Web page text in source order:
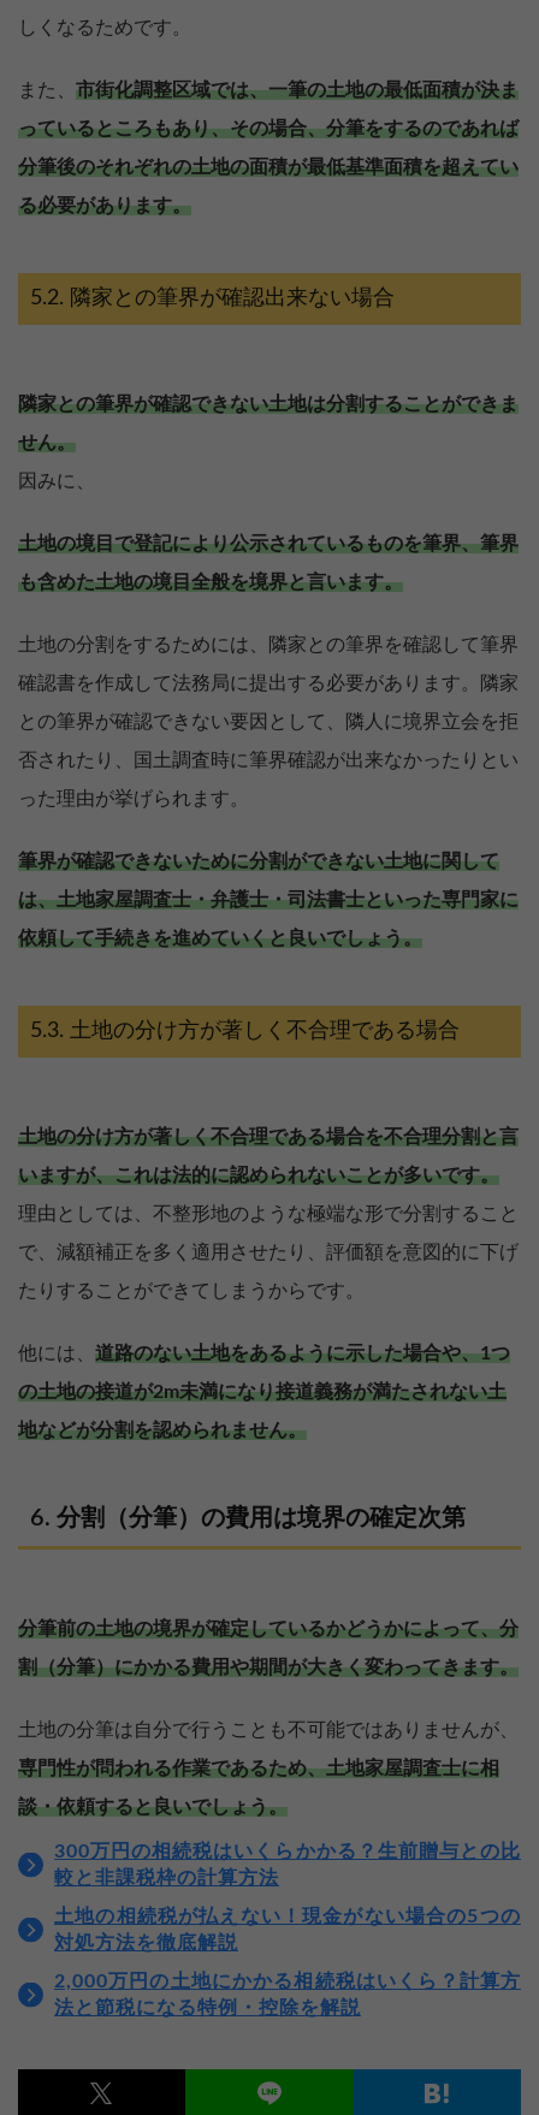
しくなるためです。
また、 市街化調整区域では、一筆の土地の最低面積が決ま
っているところもあり、その場合、分筆をするのであれば
分筆後のそれぞれの土地の面積が最低基準面積を超えてい
る必要があります。
隣家との筆界が確認出来ない場合
隣家との筆界が確認できない土地は分割することができま
せん。
因みに、
土地の境目で登記により公示されているものを筆界、筆界
も含めた土地の境目全般を境界と言います。
土地の分割をするためには、隣家との筆界を確認して筆界
確認書を作成して法務局に提出する必要があります。隣家
との筆界が確認できない要因として、隣人に境界立会を拒
否されたり、国土調査時に筆界確認が出来なかったりとい
った理由が挙げられます。
筆界が確認できないために分割ができない土地に関して
は、土地家屋調査士・弁護士・司法書士といった専門家に
依頼して手続きを進めていくと良いでしょう。
土地の分け方が著しく不合理である場合
土地の分け方が著しく不合理である場合を不合理分割と言
いますが、これは法的に認められないことが多いです。
理由としては、不整形地のような極端な形で分割すること
で、減額補正を多く適用させたり、評価額を意図的に下げ
たりすることができてしまうからです。
他には、 道路のない土地をあるように示した場合や、1つ
の土地の接道が2m未満になり接道義務が満たされない土
地などが分割を認められません。
分割（分筆）の費用は境界の確定次第
分筆前の土地の境界が確定しているかどうかによって、分
割（分筆）にかかる費用や期間が大きく変わってきます。
土地の分筆は自分で行うことも不可能ではありませんが、
専門性が問われる作業であるため、土地家屋調査士に相
談・依頼すると良いでしょう。
300万円の相続税はいくらかかる？生前贈与との比
較と非課税枠の計算方法
土地の相続税が払えない！現金がない場合の5つの
対処方法を徹底解説
2,000万円の土地にかかる相続税はいくら？計算方
法と節税になる特例・控除を解説
無料診断スタート